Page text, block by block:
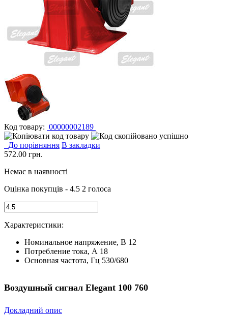
Код товару: 00000002189
До порівняння В закладки
572.00 грн.
Немає в наявності
Оцінка покупців - 4.5 2 голоса
Характеристики:
Номинальное напряжение, В 12
Потребление тока, А 18
Основная частота, Гц 530/680
Воздушный сигнал Elegant 100 760
Докладний опис